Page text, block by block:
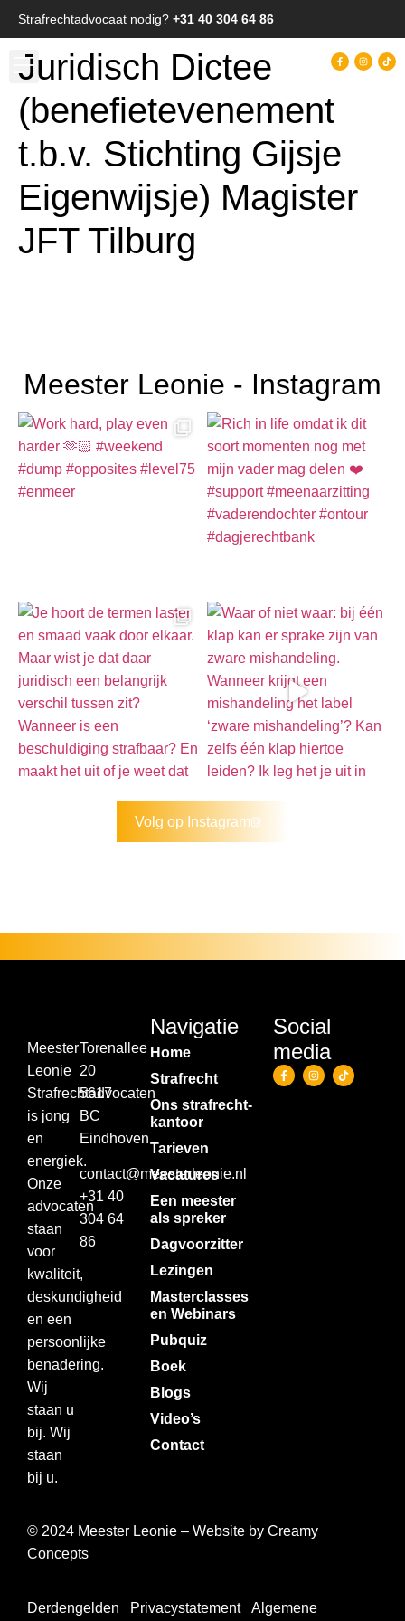
Strafrechtadvocaat nodig? +31 40 304 64 86
Juridisch Dictee
(benefietevenement
t.b.v. Stichting Gijsje
Eigenwijsje) Magister
JFT Tilburg
Meester Leonie - Instagram
Volg op Instagram
Meester
Leonie
Strafrechtadvocaten
is jong
en
energiek.
Onze
advocaten
staan
voor
kwaliteit,
deskundigheid
en een
persoonlijke
benadering.
Wij
staan u
bij. Wij
staan
bij u.
Torenallee
20
5617
BC
Eindhoven
contact@meesterleonie.nl
+31 40
304 64
86
Navigatie
Home
Strafrecht
Ons strafrecht­
kantoor
Tarieven
Vacatures
Een meester
als spreker
Dagvoorzitter
Lezingen
Masterclasses
en Webinars
Pubquiz
Boek
Blogs
Video’s
Contact
Social
media
© 2024 Meester Leonie – Website by Creamy
Concepts
Derdengelden Privacystatement Algemene